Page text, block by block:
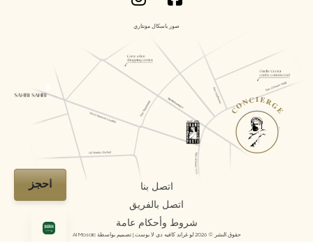
اتصل بنا
اتصل بالفريق
شروط وأحكام عامة
صور باسكال مونتاري
حقوق النشر © 2026 لو غراند كافيه دي لا بوست | تصميم بواسطة AI Mosaic
احجز
CONCIERGE